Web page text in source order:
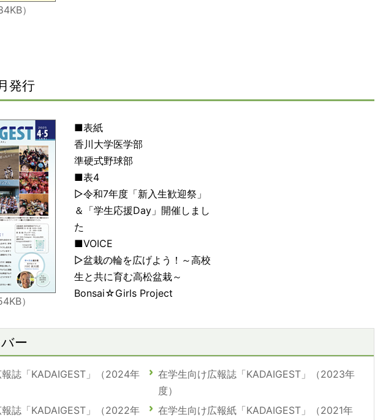
）
発行
）
■表紙
香川大学医学部
準硬式野球部
■表4
▷令和7年度「新入生歓迎祭」
＆「学生応援Day」開催しまし
た
■VOICE
▷盆栽の輪を広げよう！～高校
生と共に育む高松盆栽～
Bonsai☆Girls Project
ー
誌「KADAIGEST」（2024年
在学生向け広報誌「KADAIGEST」（2023年
度）
誌「KADAIGEST」（2022年
在学生向け広報紙「KADAIGEST」（2021年